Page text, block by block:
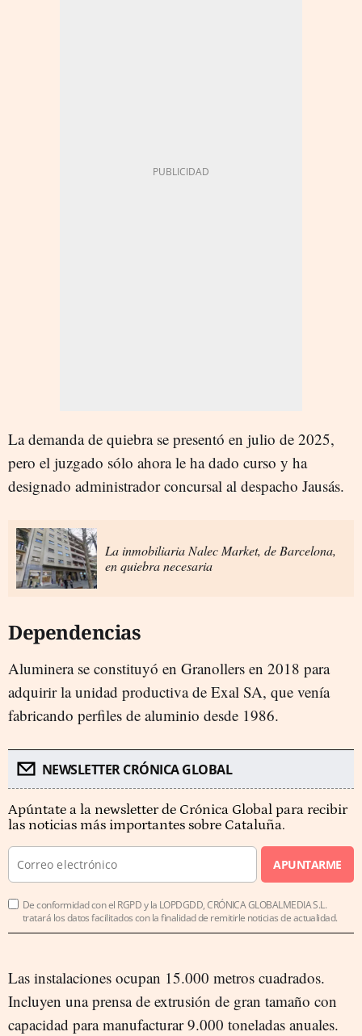
La demanda de quiebra se presentó en julio de 2025,
pero el juzgado sólo ahora le ha dado curso y ha
designado administrador concursal al despacho Jausás.
La inmobiliaria Nalec Market, de Barcelona,
en quiebra necesaria
Dependencias
Aluminera se constituyó en Granollers en 2018 para
adquirir la unidad productiva de Exal SA, que venía
fabricando perfiles de aluminio desde 1986.
NEWSLETTER CRÓNICA GLOBAL
Apúntate a la newsletter de Crónica Global para recibir
las noticias más importantes sobre Cataluña.
APUNTARME
De conformidad con el RGPD y la LOPDGDD, CRÓNICA GLOBALMEDIA S.L.
tratará los datos facilitados con la finalidad de remitirle noticias de actualidad.
Las instalaciones ocupan 15.000 metros cuadrados.
Incluyen una prensa de extrusión de gran tamaño con
capacidad para manufacturar 9.000 toneladas anuales.